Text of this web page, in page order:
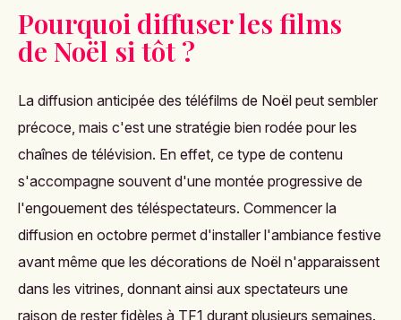
Pourquoi diffuser les films
de Noël si tôt ?
La diffusion anticipée des téléfilms de Noël peut sembler
précoce, mais c'est une stratégie bien rodée pour les
chaînes de télévision. En effet, ce type de contenu
s'accompagne souvent d'une montée progressive de
l'engouement des téléspectateurs. Commencer la
diffusion en octobre permet d'installer l'ambiance festive
avant même que les décorations de Noël n'apparaissent
dans les vitrines, donnant ainsi aux spectateurs une
raison de rester fidèles à TF1 durant plusieurs semaines.